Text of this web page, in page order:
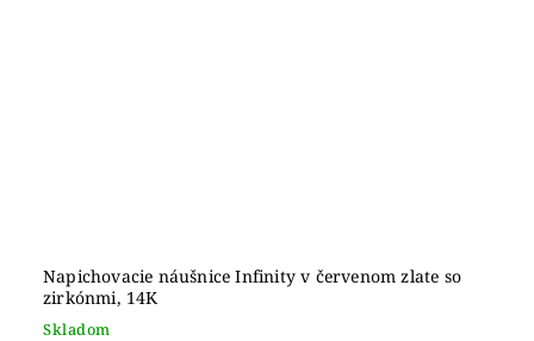
Napichovacie náušnice Infinity v červenom zlate so
zirkónmi, 14K
Skladom